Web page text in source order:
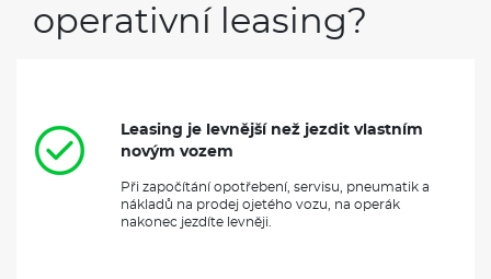
operativní leasing?
Leasing je levnější než jezdit vlastním
novým vozem
Při započítání opotřebení, servisu, pneumatik a
nákladů na prodej ojetého vozu, na operák
nakonec jezdíte levněji.